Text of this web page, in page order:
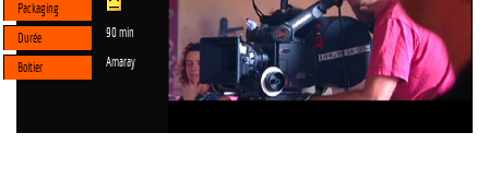
Packaging
Durée
90 min
Boitier Amaray